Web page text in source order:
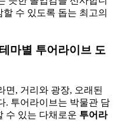
수 있도록 돕는 최고의
마별 투어라이브 도
면, 거리와 광장, 오래된
. 투어라이브는 박물관 담
수 있는 다채로운 투어라